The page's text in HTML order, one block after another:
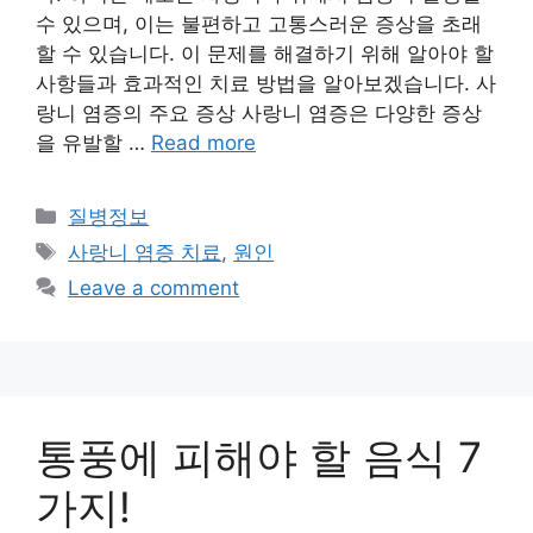
수 있으며, 이는 불편하고 고통스러운 증상을 초래
할 수 있습니다. 이 문제를 해결하기 위해 알아야 할
사항들과 효과적인 치료 방법을 알아보겠습니다. 사
랑니 염증의 주요 증상 사랑니 염증은 다양한 증상
을 유발할 … Read more
Categories
질병정보
Tags
사랑니 염증 치료, 원인
Leave a comment
통풍에 피해야 할 음식 7
가지!